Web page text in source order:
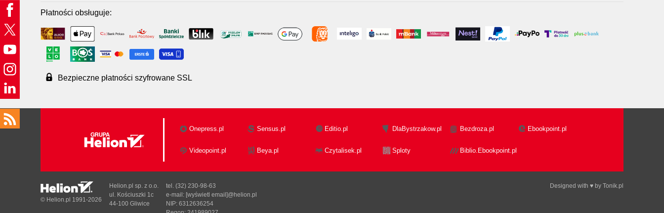
Płatności obsługuje:
Bezpieczne płatności szyfrowane SSL
Onepress.pl Sensus.pl Editio.pl DlaBystrzakow.pl Bezdroza.pl Ebookpoint.pl
Videopoint.pl Beya.pl Czytalisek.pl Sploty Biblio.Ebookpoint.pl
Designed with ♥ by Tonik.pl
© Helion.pl 1991-2026
Helion.pl sp. z o.o.
ul. Kościuszki 1c
44-100 Gliwice
tel. (32) 230-98-63
e-mail: [wyświetl email]@helion.pl
NIP: 6312636254